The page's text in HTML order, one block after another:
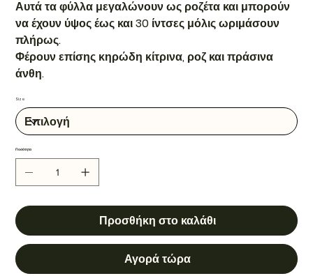
Αυτά τα φύλλα μεγαλώνουν ως ροζέτα και μπορούν
να έχουν ύψος έως και 30 ίντσες μόλις ωριμάσουν
πλήρως.
Φέρουν επίσης κηρώδη κίτρινα, ροζ και πράσινα
άνθη.
Size
Ποσότητα
Προσθήκη στο καλάθι
Αγορά τώρα